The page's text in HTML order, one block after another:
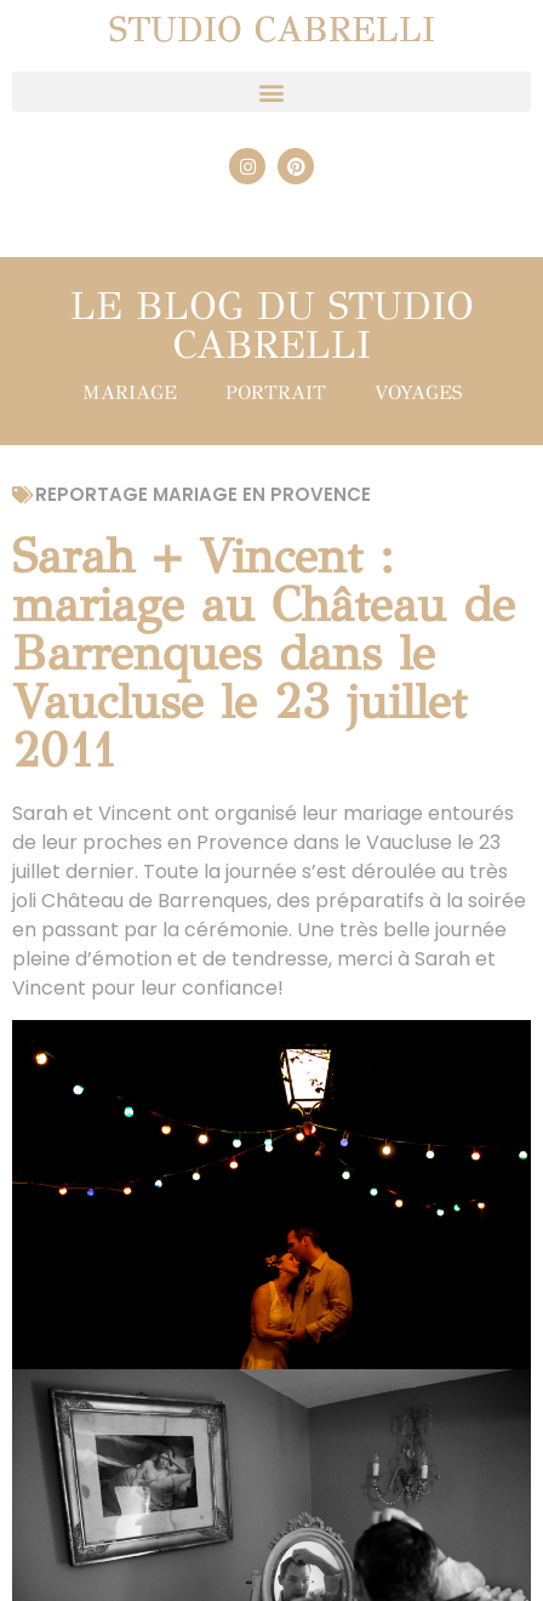
STUDIO CABRELLI
LE BLOG DU STUDIO
CABRELLI
MARIAGE PORTRAIT VOYAGES
REPORTAGE MARIAGE EN PROVENCE
Sarah + Vincent :
mariage au Château de
Barrenques dans le
Vaucluse le 23 juillet
2011
Sarah et Vincent ont organisé leur mariage entourés
de leur proches en Provence dans le Vaucluse le 23
juillet dernier. Toute la journée s’est déroulée au très
joli Château de Barrenques, des préparatifs à la soirée
en passant par la cérémonie. Une très belle journée
pleine d’émotion et de tendresse, merci à Sarah et
Vincent pour leur confiance!